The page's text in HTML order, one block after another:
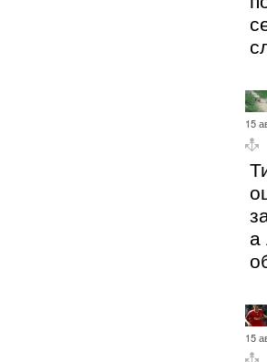
15
а
15